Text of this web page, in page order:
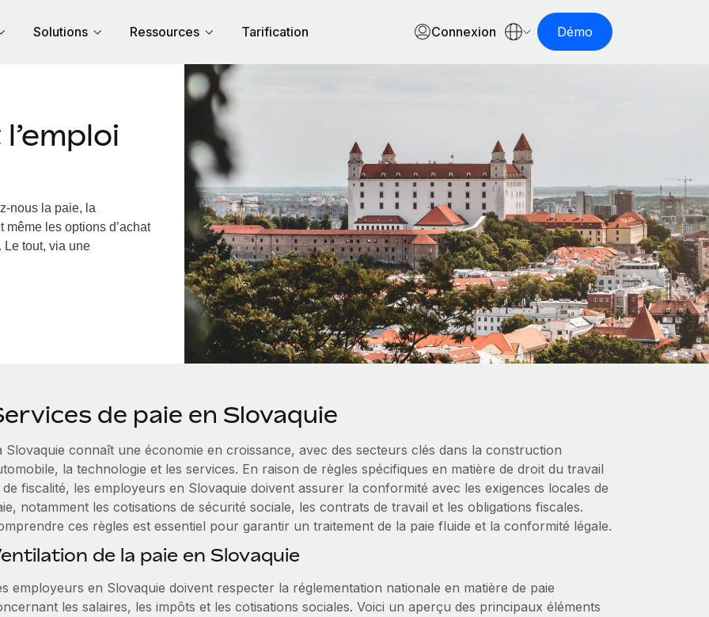
Solutions Ressources Tarification Connexion Démo
nous la paie, la
les options d’achat
Le tout, via une
de paie en Slovaquie
Slovaquie connaît une économie en croissance, avec des secteurs clés dans la construction
la technologie et les services. En raison de règles spécifiques en matière de droit du travail
de fiscalité, les employeurs en Slovaquie doivent assurer la conformité avec les exigences locales de
notamment les cotisations de sécurité sociale, les contrats de travail et les obligations fiscales.
ces règles est essentiel pour garantir un traitement de la paie fluide et la conformité légale.
de la paie en Slovaquie
employeurs en Slovaquie doivent respecter la réglementation nationale en matière de paie
les salaires, les impôts et les cotisations sociales. Voici un aperçu des principaux éléments